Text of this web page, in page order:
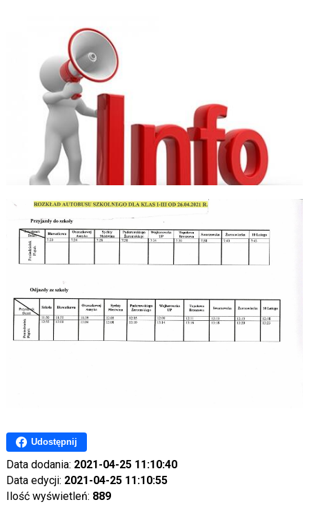
Udostępnij
Data dodania: 2021-04-25 11:10:40
Data edycji: 2021-04-25 11:10:55
Ilość wyświetleń: 889